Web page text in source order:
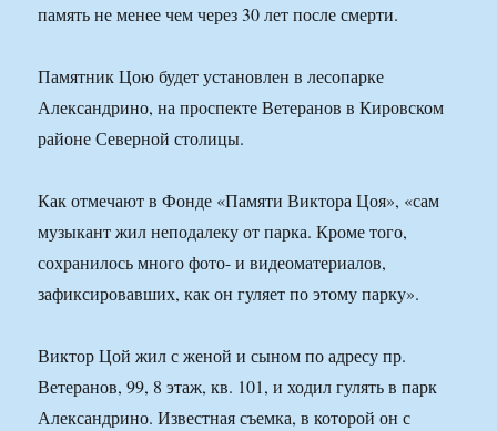
память не менее чем через 30 лет после смерти.
Памятник Цою будет установлен в лесопарке
Александрино, на проспекте Ветеранов в Кировском
районе Северной столицы.
Как отмечают в Фонде «Памяти Виктора Цоя», «сам
музыкант жил неподалеку от парка. Кроме того,
сохранилось много фото- и видеоматериалов,
зафиксировавших, как он гуляет по этому парку».
Виктор Цой жил с женой и сыном по адресу пр.
Ветеранов, 99, 8 этаж, кв. 101, и ходил гулять в парк
Александрино. Известная съемка, в которой он с